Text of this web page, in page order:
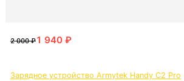
Зарядное устройство Armytek Handy C2 Pro